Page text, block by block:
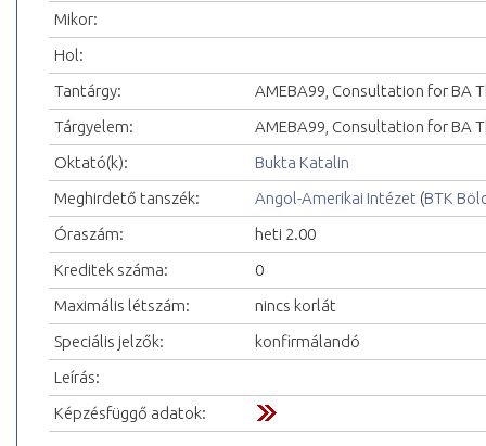
Mikor:
Hol:
Tantárgy:
AMEBA99, Consultation for BA
Tárgyelem:
AMEBA99, Consultation for BA
Oktató(k):
Bukta Katalin
Meghirdető tanszék:
Angol-Amerikai Intézet (BTK
Óraszám:
heti 2.00
Kreditek száma:
0
Maximális létszám:
nincs korlát
Speciális jelzők:
konfirmálandó
Leírás:
Képzésfüggő adatok: